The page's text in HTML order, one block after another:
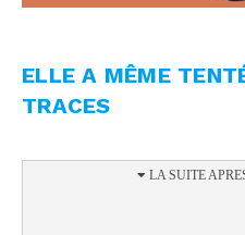
ELLE A MÊME
TRACES